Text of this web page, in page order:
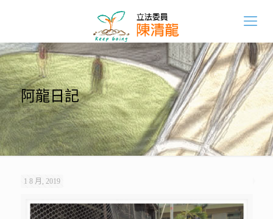
阿龍日記
1 8 月, 2019